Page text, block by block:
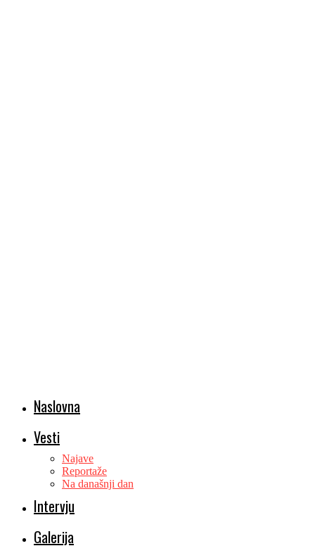
Naslovna
Vesti
Najave
Reportaže
Na današnji dan
Intervju
Galerija